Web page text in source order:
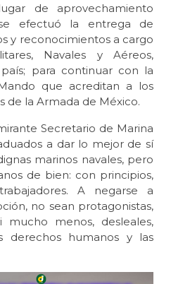
de aprovechamiento
se efectuó la entrega de
y reconocimientos a cargo
Navales y Aéreos,
para continuar con la
que acreditan a los
de la Armada de México.
Secretario de Marina
a dar lo mejor de sí
marinos navales, pero
de bien: con principios,
A negarse a
no sean protagonistas,
mucho menos, desleales,
derechos humanos y las